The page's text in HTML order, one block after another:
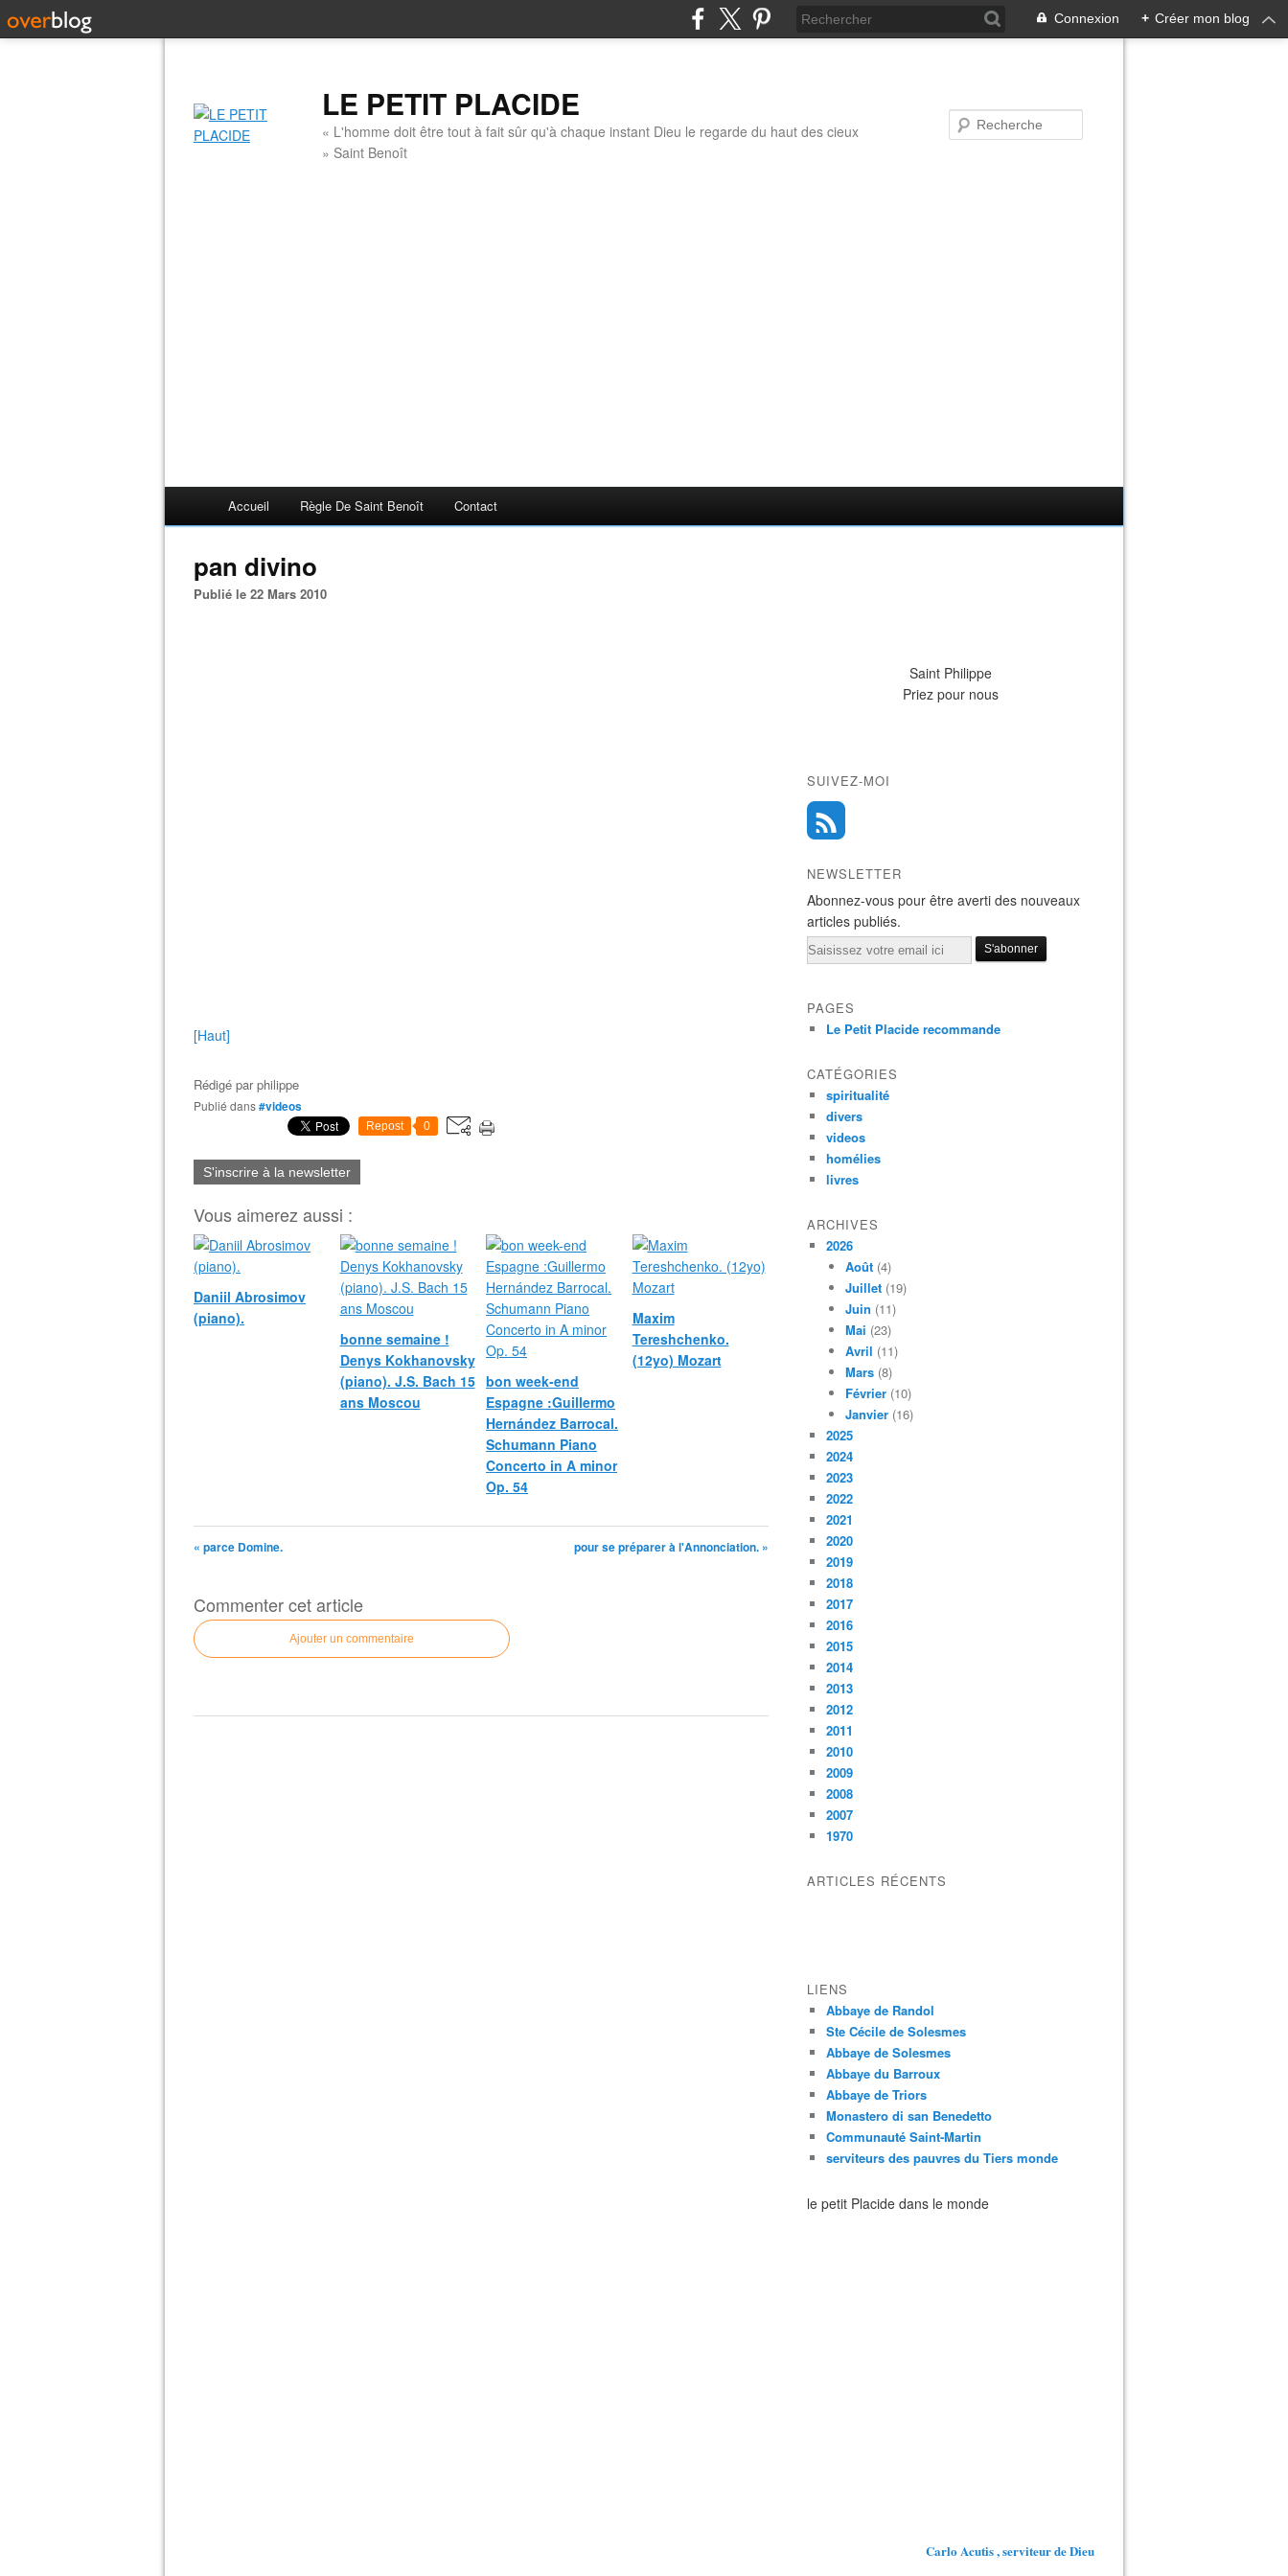
Connexion + Créer mon blog
LE PETIT PLACIDE
« L'homme doit être tout à fait sûr qu'à chaque instant Dieu le regarde du haut des cieux
» Saint Benoît
Accueil Règle De Saint Benoît Contact
pan divino
Publié le 22 Mars 2010
[Haut]
Rédigé parphilippe
Publié dans#videos
Repost 0
S'inscrire à la newsletter
Vous aimerez aussi :
Daniil Abrosimov
(piano).
bonne semaine !
Denys Kokhanovsky
(piano). J.S. Bach 15
ans Moscou
bon week-end
Espagne :Guillermo
Hernández Barrocal.
Schumann Piano
Concerto in A minor
Op. 54
Maxim
Tereshchenko.
(12yo) Mozart
« parce Domine. pour se préparer à l'Annonciation. »
Commenter cet article
Ajouter un commentaire
Saint Philippe
Priez pour nous
SUIVEZ-MOI
NEWSLETTER
Abonnez-vous pour être averti des nouveaux
articles publiés.
Email
PAGES
Le Petit Placide recommande
CATÉGORIES
spiritualité
divers
videos
homélies
livres
ARCHIVES
2026
Août (4)
Juillet (19)
Juin (11)
Mai (23)
Avril (11)
Mars (8)
Février (10)
Janvier (16)
2025
2024
2023
2022
2021
2020
2019
2018
2017
2016
2015
2014
2013
2012
2011
2010
2009
2008
2007
1970
ARTICLES RÉCENTS
LIENS
Abbaye de Randol
Ste Cécile de Solesmes
Abbaye de Solesmes
Abbaye du Barroux
Abbaye de Triors
Monastero di san Benedetto
Communauté Saint-Martin
serviteurs des pauvres du Tiers monde
le petit Placide dans le monde
Carlo Acutis , serviteur de Dieu